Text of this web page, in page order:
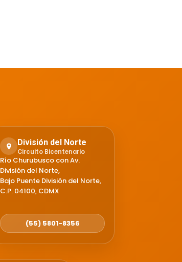
División del Norte
Circuito Bicentenario
Río Churubusco con Av.
División del Norte,
Bajo Puente División del Norte,
C.P. 04100, CDMX
(55) 5801-8356